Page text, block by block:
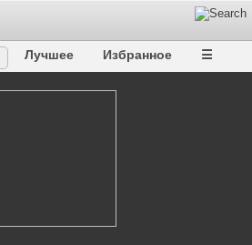
Лучшее Избранное ☰